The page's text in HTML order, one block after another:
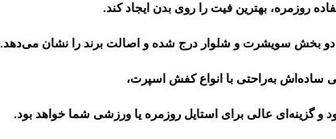
روزمره، بهترین فیت را روی بدن ایجاد کند.
بخش سویشرت و شلوار درج شده و اصالت برند را نشان می‌دهد.
به‌راحتی با انواع کفش اسپرت،
عالی برای استایل روزمره یا ورزشی شما خواهد بود.